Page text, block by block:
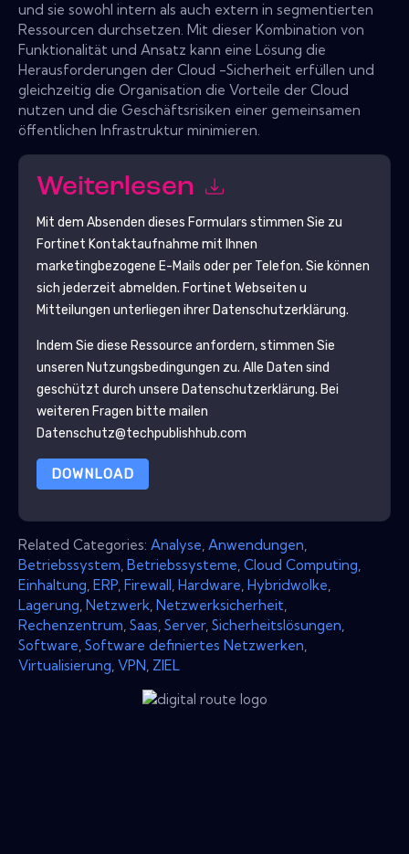
und sie sowohl intern als auch extern in segmentierten
Ressourcen durchsetzen. Mit dieser Kombination von
Funktionalität und Ansatz kann eine Lösung die
Herausforderungen der Cloud -Sicherheit erfüllen und
gleichzeitig die Organisation die Vorteile der Cloud
nutzen und die Geschäftsrisiken einer gemeinsamen
öffentlichen Infrastruktur minimieren.
Weiterlesen
Mit dem Absenden dieses Formulars stimmen Sie zu
Fortinet Kontaktaufnahme mit Ihnen
marketingbezogene E-Mails oder per Telefon. Sie können
sich jederzeit abmelden. Fortinet Webseiten u
Mitteilungen unterliegen ihrer Datenschutzerklärung.
Indem Sie diese Ressource anfordern, stimmen Sie
unseren Nutzungsbedingungen zu. Alle Daten sind
geschützt durch unsere Datenschutzerklärung. Bei
weiteren Fragen bitte mailen
Datenschutz@techpublishhub.com
DOWNLOAD
Related Categories: Analyse Anwendungen
Betriebssystem Betriebssysteme Cloud Computing
Einhaltung ERP Firewall Hardware Hybridwolke
Lagerung Netzwerk Netzwerksicherheit
Rechenzentrum Saas Server, Sicherheitslösungen
Software Software definiertes Netzwerken
Virtualisierung VPN ZIEL